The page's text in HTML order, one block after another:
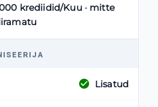
krediidid/Kuu · mitte
Lisatud